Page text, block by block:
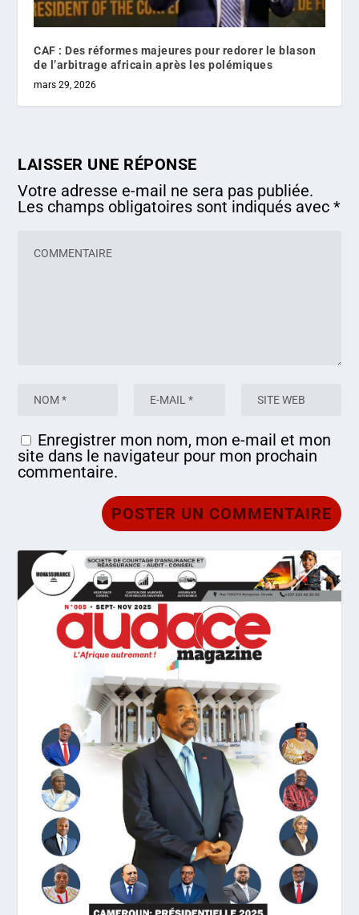
CAF : Des réformes majeures pour redorer le blason
de l’arbitrage africain après les polémiques
mars 29, 2026
LAISSER UNE RÉPONSE
Votre adresse e-mail ne sera pas publiée.
Les champs obligatoires sont indiqués avec*
Enregistrer mon nom, mon e-mail et mon
site dans le navigateur pour mon prochain
commentaire.